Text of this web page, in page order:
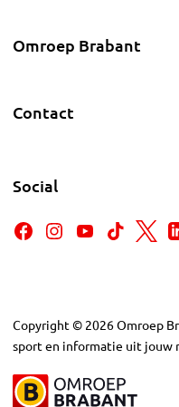
Omroep Brabant
Contact
Social
Copyright © 2026Omroep
sport en informatie uit jouw